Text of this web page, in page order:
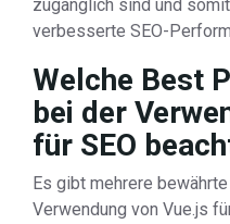
zugänglich sind und
verbesserte SEO-
Welche Best
bei der
für SEO
Es gibt mehrere
Verwendung von Vue.js